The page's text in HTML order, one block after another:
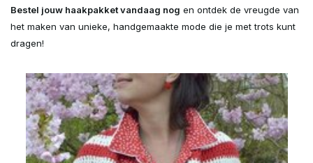
Bestel jouw haakpakket vandaag nog en ontdek de vreugde van
het maken van unieke, handgemaakte mode die je met trots kunt
dragen!